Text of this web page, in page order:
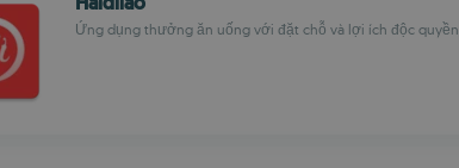
Ứng dụng thưởng ăn uống với đặt chỗ và lợi ích độc quyền